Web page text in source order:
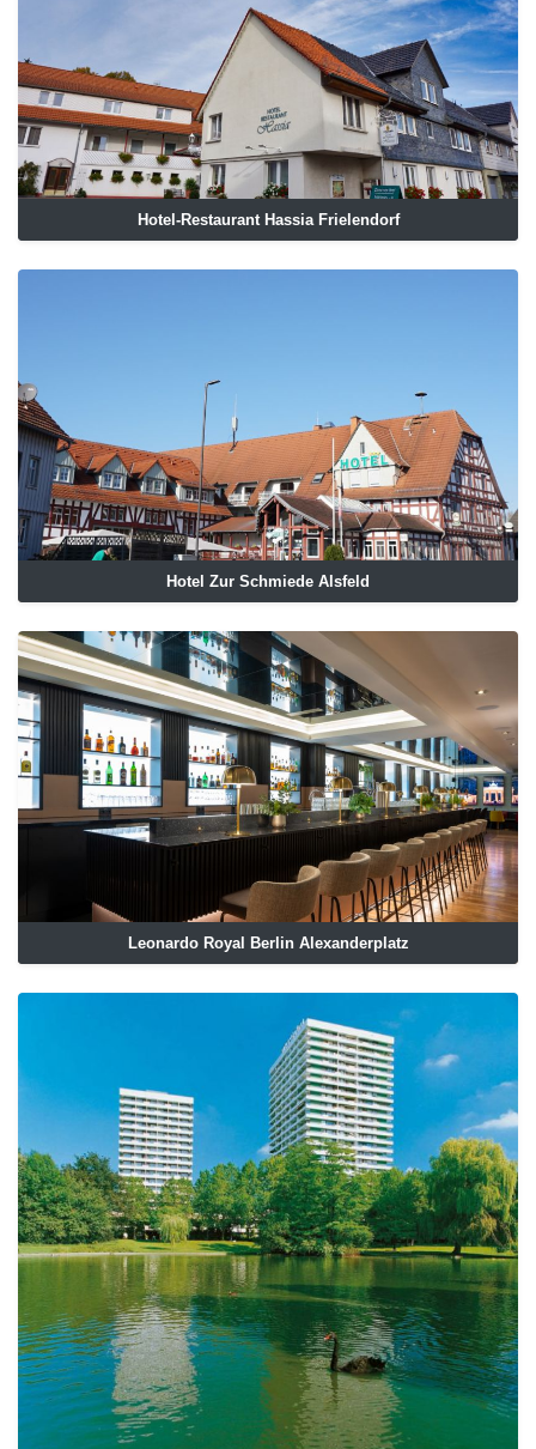
Hotel-Restaurant Hassia Frielendorf
Hotel Zur Schmiede Alsfeld
Leonardo Royal Berlin Alexanderplatz